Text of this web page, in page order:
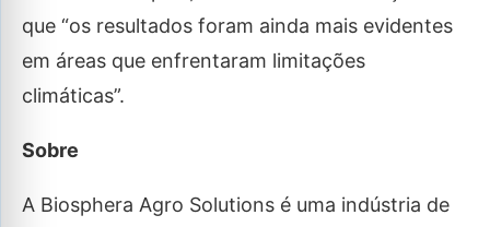
que “os resultados foram ainda mais evidentes
em áreas que enfrentaram limitações
climáticas”.
Sobre
A Biosphera Agro Solutions é uma indústria de